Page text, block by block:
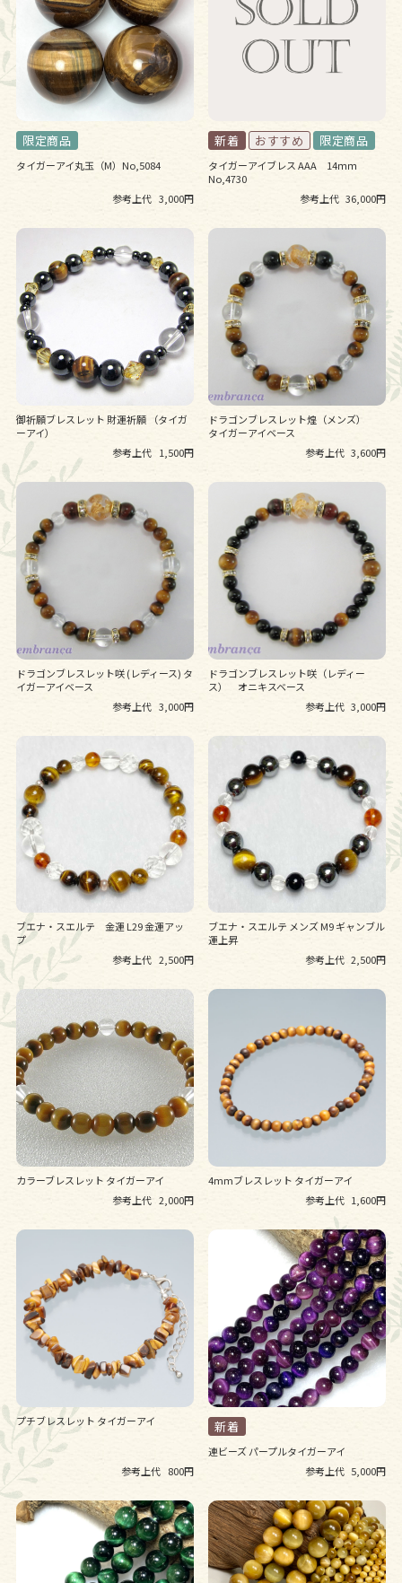
タイガーアイ丸玉（M）No,5084
参考上代 3,000円
タイガーアイブレス AAA 14ｍｍ
No,4730
参考上代 36,000円
御祈願ブレスレット 財運祈願 （タイガ
ーアイ）
参考上代 1,500円
ドラゴンブレスレット煌（メンズ）
タイガーアイベース
参考上代 3,600円
ドラゴンブレスレット咲 (レディース) タ
イガーアイベース
参考上代 3,000円
ドラゴンブレスレット咲（レディー
ス） オニキスベース
参考上代 3,000円
ブエナ・スエルテ 金運 L29 金運アッ
プ
参考上代 2,500円
ブエナ・スエルテ メンズ M9 ギャンブル
運上昇
参考上代 2,500円
カラーブレスレット タイガーアイ
参考上代 2,000円
4mmブレスレット タイガーアイ
参考上代 1,600円
プチブレスレット タイガーアイ
参考上代 800円
連ビーズ パープルタイガーアイ
参考上代 5,000円